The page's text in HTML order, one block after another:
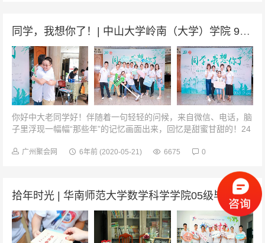
同学，我想你了！| 中山大学岭南（大学）学院 95财政毕业20周年聚会
你好中大老同学好！伴随着一句轻轻的问候，来自微信、电话，脑
子里浮现一幅幅“那些年”的记忆画面出来，回忆是甜蜜甘甜的！24
20年，我们再一起！...
广州聚会网 6年前 (2020-05-21) 6675 0
拾年时光 | 华南师范大学数学科学学院05级毕业10周年聚会